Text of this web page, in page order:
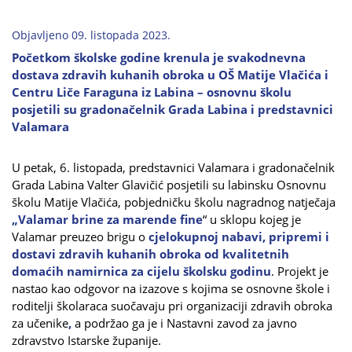
Objavljeno 09. listopada 2023.
Početkom školske godine krenula je svakodnevna
dostava zdravih kuhanih obroka u OŠ Matije Vlačića i
Centru Liče Faraguna iz Labina – osnovnu školu
posjetili su gradonačelnik Grada Labina i predstavnici
Valamara
U petak, 6. listopada, predstavnici Valamara i gradonačelnik
Grada Labina Valter Glavičić posjetili su labinsku Osnovnu
školu Matije Vlačića, pobjedničku školu nagradnog natječaja
„Valamar brine za marende fine“ u sklopu kojeg je
Valamar preuzeo brigu o cjelokupnoj nabavi, pripremi i
dostavi zdravih kuhanih obroka od kvalitetnih
domaćih namirnica za cijelu školsku godinu. Projekt je
nastao kao odgovor na izazove s kojima se osnovne škole i
roditelji školaraca suočavaju pri organizaciji zdravih obroka
za učenike, a podržao ga je i Nastavni zavod za javno
zdravstvo Istarske županije.